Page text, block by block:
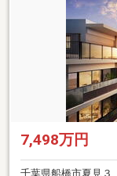
7,498万円
千葉県船橋市夏見３